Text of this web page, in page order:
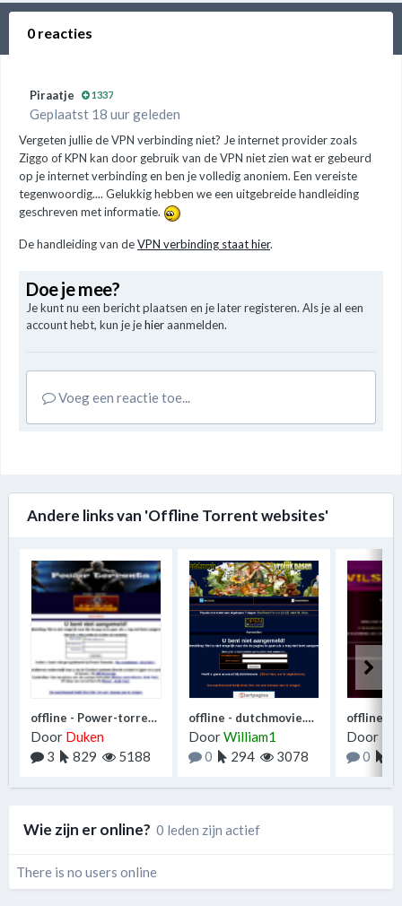
0 reacties
Piraatje 1337
Geplaatst 18 uur geleden
Vergeten jullie de VPN verbinding niet? Je internet provider zoals
Ziggo of KPN kan door gebruik van de VPN niet zien wat er gebeurd
op je internet verbinding en ben je volledig anoniem. Een vereiste
tegenwoordig.... Gelukkig hebben we een uitgebreide handleiding
geschreven met informatie.
De handleiding van deVPN verbinding staat hier.
Doe je mee?
Je kunt nu een bericht plaatsen en je later registeren. Als je al een
account hebt, kun je jehier aanmelden.
Voeg een reactie toe...
Andere links van 'Offline Torrent websites'
offline - Power-torrents.biz
Door Duken
3
829 5188
offline - dutchmovie.org
DoorWilliam1
0
294 3078
Door
0
Wie zijn er online? 0 leden zijn actief
There is no users online